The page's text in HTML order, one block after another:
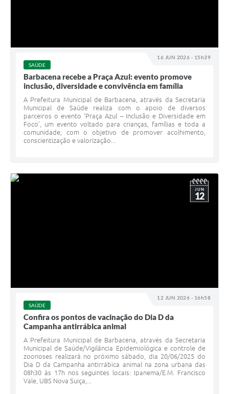
16 JUN 2026 - 15h39
SAÚDE
Barbacena recebe a Praça Azul: evento promove
inclusão, diversidade e convivência em família
A Prefeitura Municipal de Barbacena, através da Secretaria
Municipal de Saúde realiza com o apoio de diversos
parceiros o evento ‘Praça Azul – Inclusão e Diversidade em
Foco’, um evento voltado para crianças, famílias e toda a
comunidade, com o objetivo de promover acolhimento,
conscientização e valorização...
12 JUN 2026 - 16h58
JUN
12
SAÚDE
Confira os pontos de vacinação do Dia D da
Campanha antirrábica animal
A Prefeitura Municipal de Barbacena, através da Secretaria
Municipal de Saúde/Vigilância Epidemiológica e controle de
zoonoses realizará no próximo sábado, dia 20/06/2025 do
Dia D da Campanha antirrábica animal na zona urbana das
08h30 às 17h nos seguintes locais: Ipanema/E.M. Francisco
Vale, UBS Nova Suiça,...